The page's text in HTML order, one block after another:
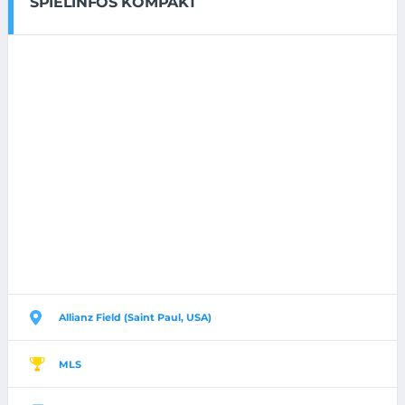
Allianz Field (Saint Paul, USA)
MLS